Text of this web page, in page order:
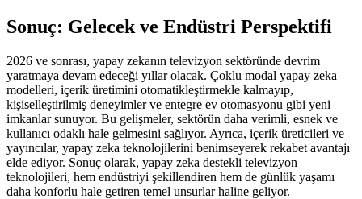
Sonuç: Gelecek ve Endüstri Perspektifi
2026 ve sonrası, yapay zekanın televizyon sektöründe devrim
yaratmaya devam edeceği yıllar olacak. Çoklu modal yapay zeka
modelleri, içerik üretimini otomatikleştirmekle kalmayıp,
kişiselleştirilmiş deneyimler ve entegre ev otomasyonu gibi yeni
imkanlar sunuyor. Bu gelişmeler, sektörün daha verimli, esnek ve
kullanıcı odaklı hale gelmesini sağlıyor. Ayrıca, içerik üreticileri ve
yayıncılar, yapay zeka teknolojilerini benimseyerek rekabet avantajı
elde ediyor. Sonuç olarak, yapay zeka destekli televizyon
teknolojileri, hem endüstriyi şekillendiren hem de günlük yaşamı
daha konforlu hale getiren temel unsurlar haline geliyor.